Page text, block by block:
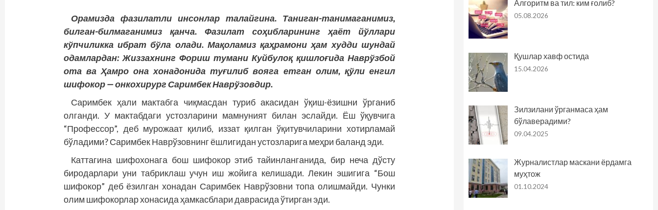
Орамизда фазилатли инсонлар талайгина. Таниган-танимаганимиз,
билган-билмаганимиз қанча. Фазилат соҳибларининг ҳаёт йўллари
кўпчиликка ибрат бўла олади. Мақоламиз қаҳрамони ҳам худди шундай
одамлардан: Жиззахнинг Фориш тумани Куйбулоқ қишлоғида Наврўзбой
ота ва Ҳамро она хонадонида туғилиб вояга етган олим, қўли енгил
шифокор — онкохирург Саримбек Наврўзовдир.
Саримбек ҳали мактабга чиқмасдан туриб акасидан ўқиш-ёзишни ўрганиб
олганди. У мактабдаги устозларини мамнуният билан эслайди. Ёш ўқувчига
“Профессор”, деб мурожаат қилиб, иззат қилган ўқитувчиларини хотирламай
бўладими? Саримбек Наврўзовнинг ёшлигидан устоз­ларига меҳри баланд эди.
Каттагина шифохонага бош шифокор этиб тайинланганида, бир неча дўсту
биродарлари уни табриклаш учун иш жойига келишади. Лекин эшигига “Бош
шифокор” деб ёзилган хонадан Саримбек Наврўзовни топа олишмайди. Чунки
олим шифокорлар хонасида ҳамкасблари даврасида ўтирган эди.
Алгоритм ва тил: ким ғолиб?
05.08.2026
Қушлар хавф остида
15.04.2026
Зилзилани ўрганмаса ҳам
бўлаверадими?
09.04.2025
Журналистлар маскани ёрдамга
муҳтож
01.10.2024